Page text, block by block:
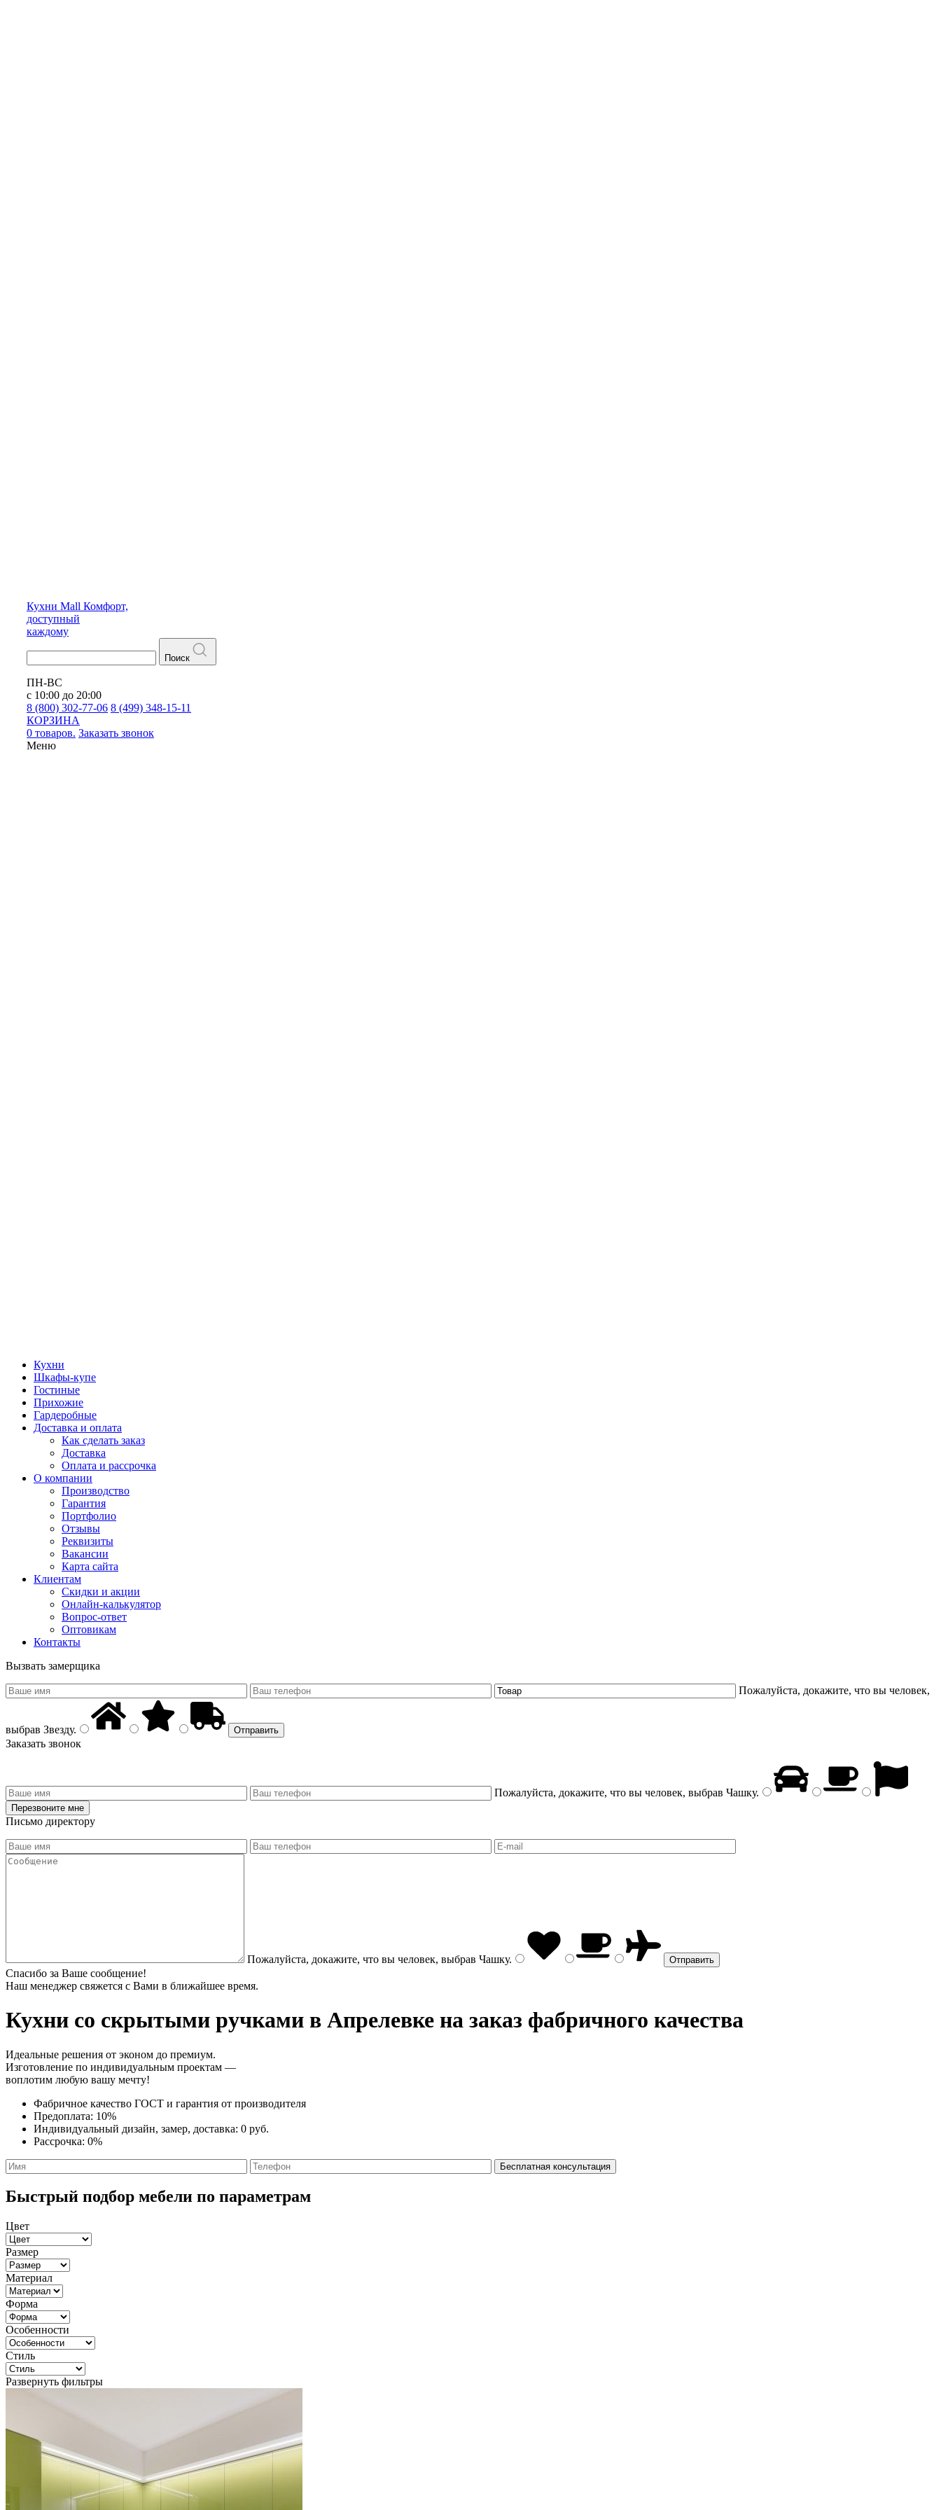
Кухни Mall Комфорт,
доступный
каждому
Поиск
ПН-ВС
с 10:00 до 20:00
8 (800) 302-77-06 8 (499) 348-15-11
КОРЗИНА
0 товаров. Заказать звонок
Меню
Кухни
Шкафы-купе
Гостиные
Прихожие
Гардеробные
Доставка и оплата
Как сделать заказ
Доставка
Оплата и рассрочка
О компании
Производство
Гарантия
Портфолио
Отзывы
Реквизиты
Вакансии
Карта сайта
Клиентам
Скидки и акции
Онлайн-калькулятор
Вопрос-ответ
Оптовикам
Контакты
Вызвать замерщика
Пожалуйста, докажите, что вы человек,
выбрав Звезду.
Заказать звонок
Пожалуйста, докажите, что вы человек, выбрав Чашку.
Письмо директору
Пожалуйста, докажите, что вы человек, выбрав Чашку.
Спасибо за Ваше сообщение!
Наш менеджер свяжется с Вами в ближайшее время.
Кухни со скрытыми ручками в Апрелевке на заказ фабричного качества
Идеальные решения от эконом до премиум.
Изготовление по индивидуальным проектам —
воплотим любую вашу мечту!
Фабричное качество ГОСТ и гарантия от производителя
Предоплата: 10%
Индивидуальный дизайн, замер, доставка: 0 руб.
Рассрочка: 0%
Быстрый подбор мебели по параметрам
Цвет
Размер
Материал
Форма
Особенности
Стиль
Развернуть фильтры